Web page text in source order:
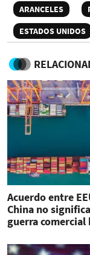
ARANCELES
ESTADOS UNIDOS
Acuerdo entre
China no
guerra comercial